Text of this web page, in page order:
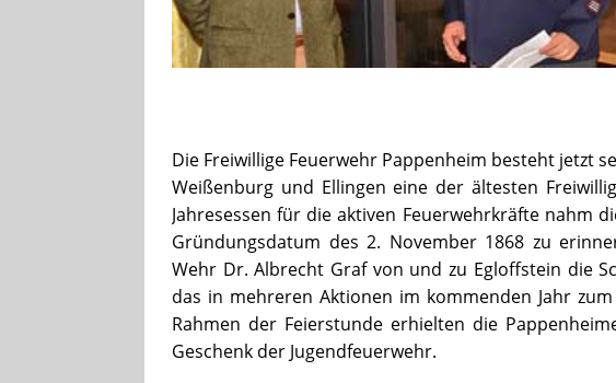
Die Freiwillige Feuerwehr Pappenheim besteht jetzt
Weißenburg und Ellingen eine der ältesten
Jahresessen für die aktiven Feuerwehrkräfte nahm
Gründungsdatum des 2. November 1868 zu
Wehr Dr. Albrecht Graf von und zu Egloffstein die
das in mehreren Aktionen im kommenden Jahr
Rahmen der Feierstunde erhielten die
Geschenk der Jugendfeuerwehr.